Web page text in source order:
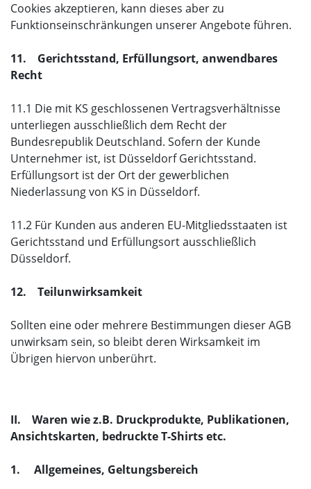
Cookies akzeptieren, kann dieses aber zu
Funktionseinschränkungen unserer Angebote führen.
11. Gerichtsstand, Erfüllungsort, anwendbares
Recht
11.1 Die mit KS geschlossenen Vertragsverhältnisse
unterliegen ausschließlich dem Recht der
Bundesrepublik Deutschland. Sofern der Kunde
Unternehmer ist, ist Düsseldorf Gerichtsstand.
Erfüllungsort ist der Ort der gewerblichen
Niederlassung von KS in Düsseldorf.
11.2 Für Kunden aus anderen EU-Mitgliedsstaaten ist
Gerichtsstand und Erfüllungsort ausschließlich
Düsseldorf.
12. Teilunwirksamkeit
Sollten eine oder mehrere Bestimmungen dieser AGB
unwirksam sein, so bleibt deren Wirksamkeit im
Übrigen hiervon unberührt.
II. Waren wie z.B. Druckprodukte, Publikationen,
Ansichtskarten, bedruckte T-Shirts etc.
1. Allgemeines, Geltungsbereich